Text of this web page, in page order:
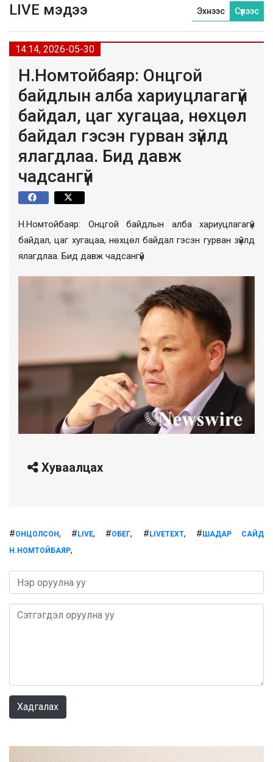
LIVE мэдээ Эхнээс Сүүлээс
14:14, 2026-05-30
Н.Номтойбаяр: Онцгой
байдлын алба хариуцлагагүй
байдал, цаг хугацаа, нөхцөл
байдал гэсэн гурван зүйлд
ялагдлаа. Бид давж
чадсангүй
Н.Номтойбаяр: Онцгой байдлын алба хариуцлагагүй
байдал, цаг хугацаа, нөхцөл байдал гэсэн гурван зүйлд
ялагдлаа. Бид давж чадсангүй
Хуваалцах
#ОНЦОЛСОН, # LIVE, #ОБЕГ, # LIVETEXT, # ШАДАР САЙД
Н.НОМТОЙБАЯР,
Хадгалах